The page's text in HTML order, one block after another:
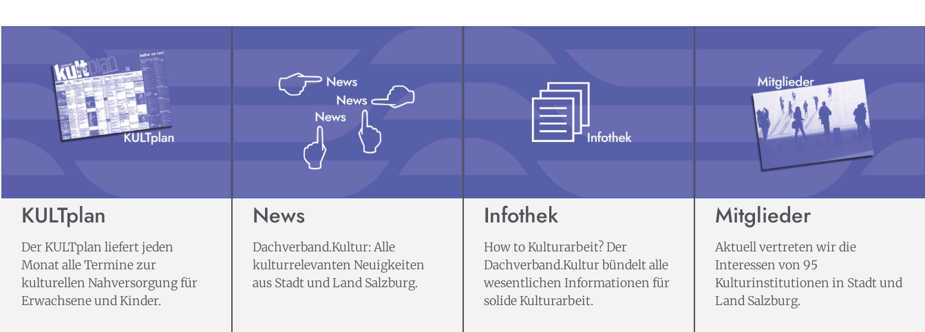
KULTplan
Der KULTplan liefert jeden
Monat alle Termine zur
kulturellen Nahversorgung für
Erwachsene und Kinder.
News
Dachverband.Kultur: Alle
kulturrelevanten Neuigkeiten
aus Stadt und Land Salzburg.
Infothek
How to Kulturarbeit? Der
Dachverband.Kultur bündelt alle
wesentlichen Informationen für
solide Kulturarbeit.
Mitglieder
Aktuell vertreten wir die
Interessen von 95
Kulturinstitutionen in Stadt und
Land Salzburg.